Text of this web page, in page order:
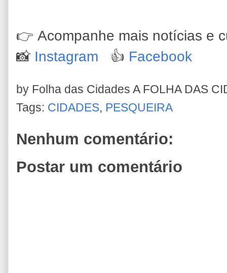
👉 Acompanhe mais notícias e
📸 Instagram 👍 Facebook
by Folha das Cidades A FOLHA DAS
Tags: CIDADES, PESQUEIRA
Nenhum comentário:
Postar um comentário